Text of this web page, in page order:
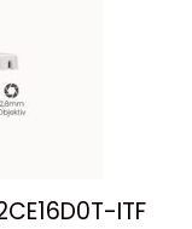
ITF